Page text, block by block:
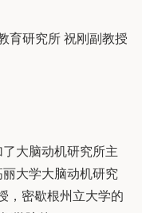
祝刚副教授
大脑动机研究所主
大学大脑动机研究
，密歇根州立大学的